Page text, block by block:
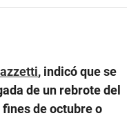
, indicó que se
de un rebrote del
fines de octubre o